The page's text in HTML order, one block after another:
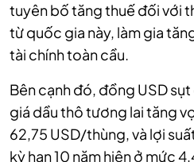
tuyên bố tăng thuế đối với
từ quốc gia này, làm gia
tài chính toàn cầu.
Bên cạnh đó, đồng USD
giá dầu thô tương lai tăng
62,75 USD/thùng, và lợi
kỳ hạn 10 năm hiện ở mức